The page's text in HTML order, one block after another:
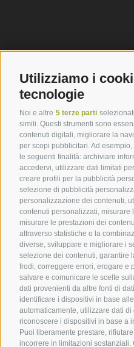
Utilizziamo i
tecnologie
Noi e altre 5 terze parti
simili. Questi strumenti sono
contenuti digitali, migliorare la
per scopi pubblicitari. Ad
le seguenti finalità: archiviare
accedervi, utilizzare dati limitati
creare profili per la pubblicità
selezione di pubblicità
personalizzazione dei contenuti,
contenuti personalizzati,
misurare le prestazioni dei
attraverso statistiche o la
diverse, sviluppare e migliorare i
selezione dei contenuti, garantire
frodi, correggere errori, erogare e
salvare e comunicare le scelte
dati provenienti da altre fonti di
identificare i dispositivi in base
automaticamente, utilizzare dati
riconoscere i dispositivi in base a
Puoi liberamente prestare,
incorrere in limitazioni sostanziali.
Marketing
PREMIUM